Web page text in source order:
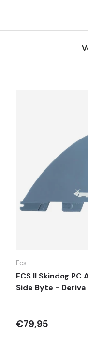
Fcs
FCS II Skindog PC
Side Byte - Deriva
€79,95